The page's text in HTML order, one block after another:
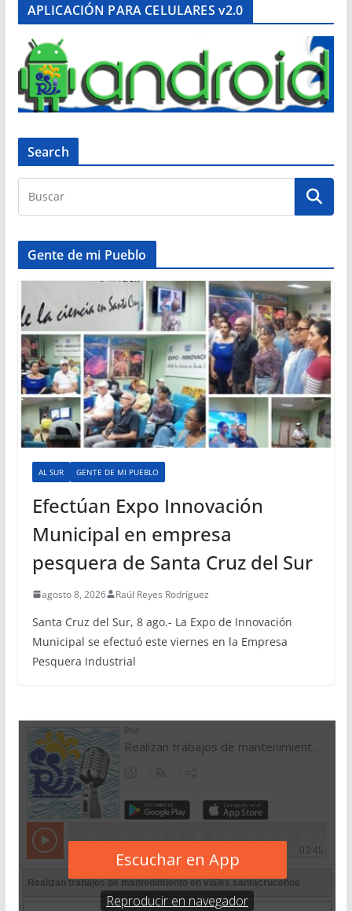
APLICACIÓN PARA CELULARES v2.0
Search
Gente de mi Pueblo
AL SUR GENTE DE MI PUEBLO
Efectúan Expo Innovación
Municipal en empresa
pesquera de Santa Cruz del Sur
agosto 8, 2026 Raúl Reyes Rodríguez
Santa Cruz del Sur, 8 ago.- La Expo de Innovación
Municipal se efectuó este viernes en la Empresa
Pesquera Industrial